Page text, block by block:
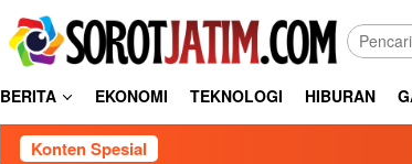
BERITA EKONOMI TEKNOLOGI HIBURAN
Konten Spesial Minim